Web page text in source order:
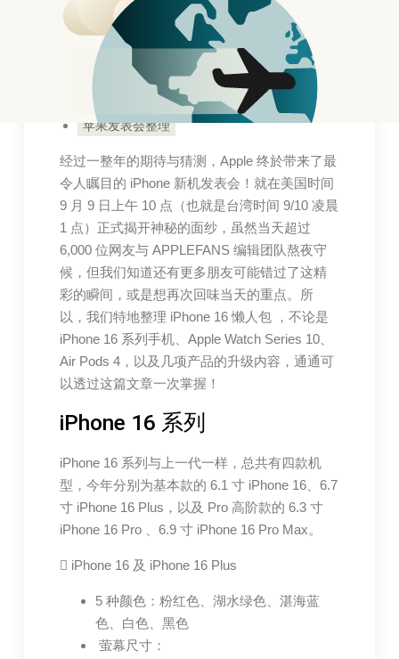
iPhone 16
iPhone 16 Plus
iPhone 16 Pro
iPhone 16 Pro Max
苹果发表会
苹果发表会整理
经过一整年的期待与猜测，Apple 终於带来了最
令人瞩目的 iPhone 新机发表会！就在美国时间
9 月 9 日上午 10 点（也就是台湾时间 9/10 凌晨
1 点）正式揭开神秘的面纱，虽然当天超过
6,000 位网友与 APPLEFANS 编辑团队熬夜守
候，但我们知道还有更多朋友可能错过了这精
彩的瞬间，或是想再次回味当天的重点。所
以，我们特地整理 iPhone 16 懒人包 ，不论是
iPhone 16 系列手机、Apple Watch Series 10、
Air Pods 4，以及几项产品的升级内容，通通可
以透过这篇文章一次掌握！
iPhone 16 系列
iPhone 16 系列与上一代一样，总共有四款机
型，今年分别为基本款的 6.1 寸 iPhone 16、6.7
寸 iPhone 16 Plus，以及 Pro 高阶款的 6.3 寸
iPhone 16 Pro 、6.9 寸 iPhone 16 Pro Max。
 iPhone 16 及 iPhone 16 Plus
5 种颜色：粉红色、湖水绿色、湛海蓝
色、白色、黑色
萤幕尺寸：